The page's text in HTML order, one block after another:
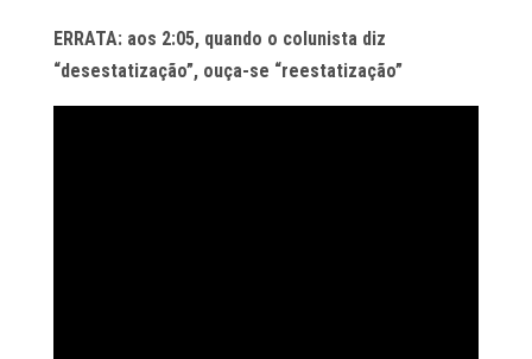
ERRATA: aos 2:05, quando o colunista diz
“desestatização”, ouça-se “reestatização”